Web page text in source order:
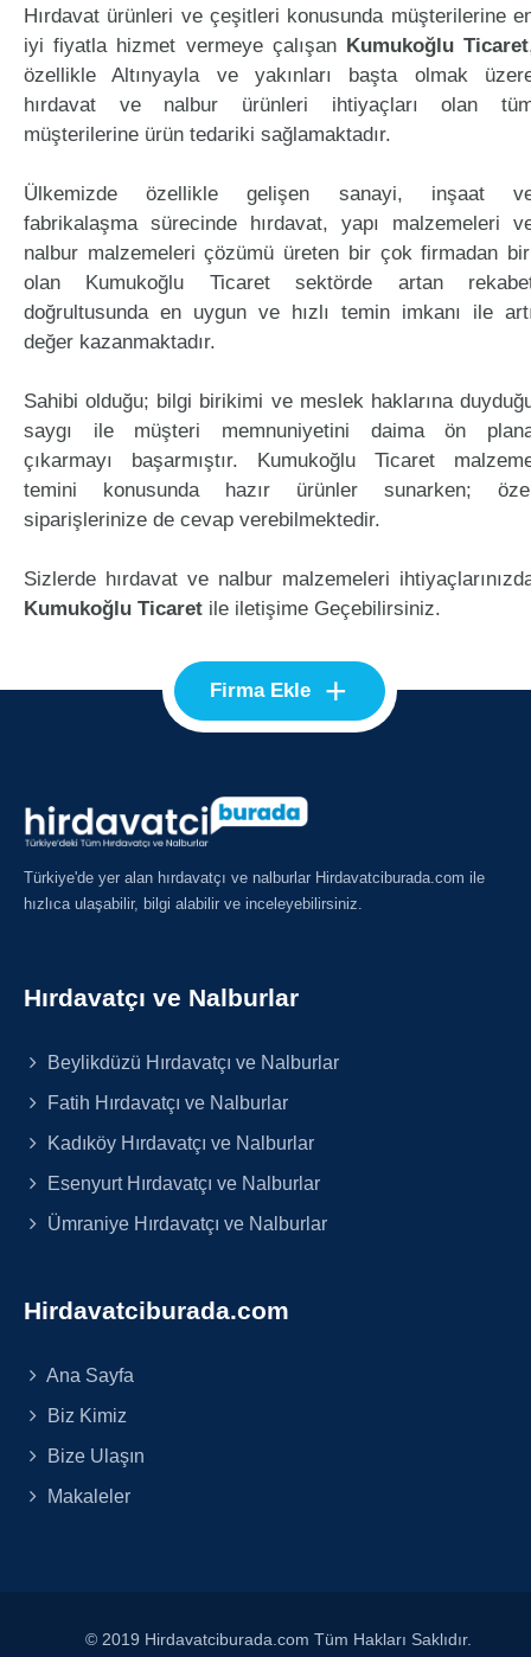
Hırdavat ürünleri ve çeşitleri konusunda müşterilerine
iyi fiyatla hizmet vermeye çalışan Kumukoğlu Ticaret
özellikle Altınyayla ve yakınları başta olmak
hırdavat ve nalbur ürünleri ihtiyaçları olan
müşterilerine ürün tedariki sağlamaktadır.
Ülkemizde özellikle gelişen sanayi, inşaat
fabrikalaşma sürecinde hırdavat, yapı malzemeleri
nalbur malzemeleri çözümü üreten bir çok firmadan
olan Kumukoğlu Ticaret sektörde artan
doğrultusunda en uygun ve hızlı temin imkanı ile
değer kazanmaktadır.
Sahibi olduğu; bilgi birikimi ve meslek haklarına
saygı ile müşteri memnuniyetini daima ön
çıkarmayı başarmıştır. Kumukoğlu Ticaret
temini konusunda hazır ürünler sunarken;
siparişlerinize de cevap verebilmektedir.
Sizlerde hırdavat ve nalbur malzemeleri
Kumukoğlu Ticaret ile iletişime Geçebilirsiniz.
Firma Ekle +
Türkiye'de yer alan hırdavatçı ve nalburlar Hirdavatciburada.com ile
hızlıca ulaşabilir, bilgi alabilir ve inceleyebilirsiniz.
Hırdavatçı ve Nalburlar
Beylikdüzü Hırdavatçı ve Nalburlar
Fatih Hırdavatçı ve Nalburlar
Kadıköy Hırdavatçı ve Nalburlar
Esenyurt Hırdavatçı ve Nalburlar
Ümraniye Hırdavatçı ve Nalburlar
Hirdavatciburada.com
Ana Sayfa
Biz Kimiz
Bize Ulaşın
Makaleler
© 2019 Hirdavatciburada.com Tüm Hakları Saklıdır.